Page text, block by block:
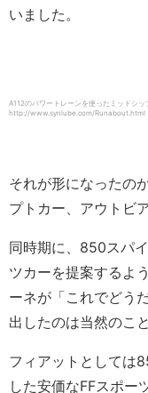
いました。
A112のパワートレーンを使ったミッドシ
http://www.synlube.com/Runabout.html
それが形になったの
プトカー、アウトビ
同時期に、850スパ
ツカーを提案するよ
ーネが「これでどう
出したのは当然のこ
フィアットとしては
した安価なFFスポー